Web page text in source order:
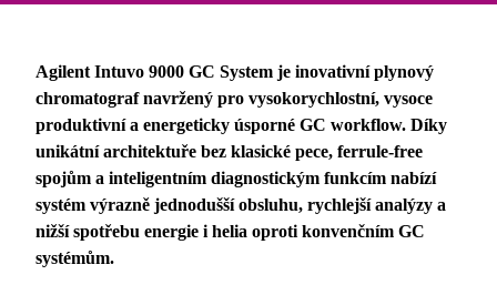
Agilent Intuvo 9000 GC System je inovativní plynový
chromatograf navržený pro vysokorychlostní, vysoce
produktivní a energeticky úsporné GC workflow. Díky
unikátní architektuře bez klasické pece, ferrule-free
spojům a inteligentním diagnostickým funkcím nabízí
systém výrazně jednodušší obsluhu, rychlejší analýzy a
nižší spotřebu energie i helia oproti konvenčním GC
systémům.